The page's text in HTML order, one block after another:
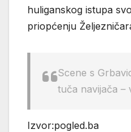
huliganskog istupa
priopćenju
Scene s
tuča navijača –
Izvor:pogled.ba